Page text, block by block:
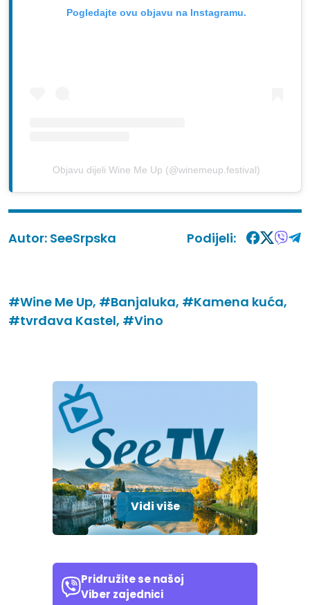
Pogledajte ovu objavu na Instagramu.
Objavu dijeli Wine Me Up (@winemeup.festival)
Autor: SeeSrpska Podijeli:
#Wine Me Up, #Banjaluka, #Kamena kuća,
#tvrđava Kastel, #Vino
Vidi više
Pridružite se našoj
Viber zajednici